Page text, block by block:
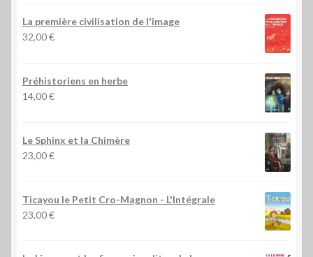
La première civilisation de l'image
32,00€
Préhistoriens en herbe
14,00€
Le Sphinx et la Chimère
23,00€
Ticayou le Petit Cro-Magnon - L'Intégrale
23,00€